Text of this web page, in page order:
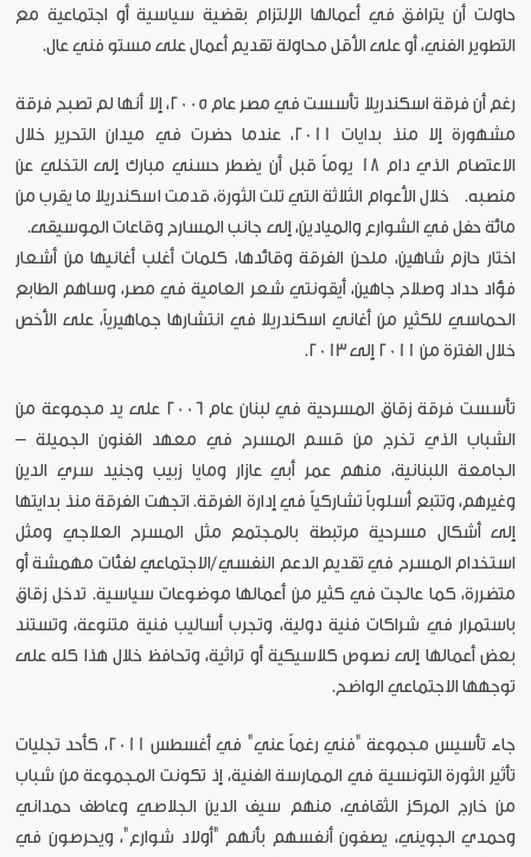
حاولت أن يترافق في أعمالها الإلتزام بقضية سياسية أو اجتماعية مع
التطوير الفني، أو على الأقل محاولة تقديم أعمال على مستو فني عال.
رغم أن فرقة اسكندريلا تأسست في مصر عام 2005، إلا أنها لم تصبح فرقة
مشهورة إلا منذ بدايات 2011، عندما حضرت في ميدان التحرير خلال
الاعتصام الذي دام 18 يوماً قبل أن يضطر حسني مبارك إلى التخلي عن
منصبه. خلال الأعوام الثلاثة التي تلت الثورة، قدمت اسكندريلا ما يقرب من
مائة حفل في الشوارع والميادين، إلى جانب المسارح وقاعات الموسيقى.
اختار حازم شاهين، ملحن الفرقة وقائدها، كلمات أغلب أغانيها من أشعار
فؤاد حداد وصلاح جاهين، أيقونتي شعر العامية في مصر، وساهم الطابع
الحماسي للكثير من أغاني اسكندريلا في انتشارها جماهيرياً، على الأخص
خلال الفترة من 2011 إلى 2013.
تأسست فرقة زقاق المسرحية في لبنان عام 2006 على يد مجموعة من
الشباب الذي تخرج من قسم المسرح في معهد الفنون الجميلة –
الجامعة اللبنانية، منهم عمر أبي عازار ومايا زبيب وجنيد سري الدين
وغيرهم، وتتبع أسلوباً تشاركياً في إدارة الفرقة. اتجهت الفرقة منذ بدايتها
إلى أشكال مسرحية مرتبطة بالمجتمع مثل المسرح العلاجي ومثل
استخدام المسرح في تقديم الدعم النفسي/الاجتماعي لفئات مهمشة أو
متضررة، كما عالجت في كثير من أعمالها موضوعات سياسية. تدخل زقاق
باستمرار في شراكات فنية دولية، وتجرب أساليب فنية متنوعة، وتستند
بعض أعمالها إلى نصوص كلاسيكية أو تراثية، وتحافظ خلال هذا كله على
توجهها الاجتماعي الواضح.
جاء تأسيس مجموعة "فني رغماً عني" في أغسطس 2011، كأحد تجليات
تأثير الثورة التونسية في الممارسة الفنية، إذ تكونت المجموعة من شباب
من خارج المركز الثقافي، منهم سيف الدين الجلاصي وعاطف حمداني
وحمدي الجويني، يصفون أنفسهم بأنهم "أولاد شوارع"، ويحرصون في